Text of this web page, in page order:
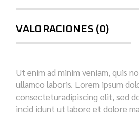
VALORACIONES (0)
Ut enim ad minim veniam, quis
ullamco laboris. Lorem ipsum
consecteturadipiscing elit, sed
incid idunt ut labore et dolore